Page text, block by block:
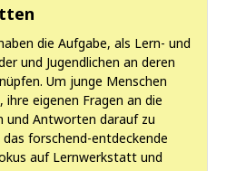
die Aufgabe, als Lern- und
und Jugendlichen an deren
Um junge Menschen
ihre eigenen Fragen an die
und Antworten darauf zu
forschend-entdeckende
auf Lernwerkstatt und